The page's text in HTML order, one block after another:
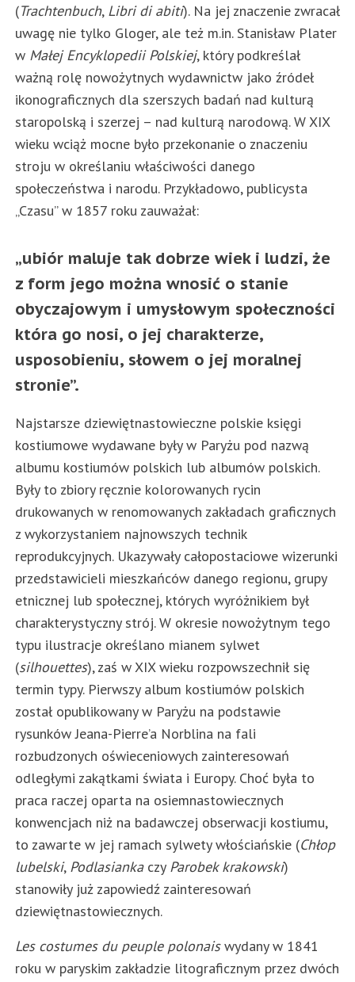
(Trachtenbuch, Libri di abiti). Na jej znaczenie zwracał
uwagę nie tylko Gloger, ale też m.in. Stanisław Plater
w Małej Encyklopedii Polskiej, który podkreślał
ważną rolę nowożytnych wydawnictw jako źródeł
ikonograficznych dla szerszych badań nad kulturą
staropolską i szerzej – nad kulturą narodową. W XIX
wieku wciąż mocne było przekonanie o znaczeniu
stroju w określaniu właściwości danego
społeczeństwa i narodu. Przykładowo, publicysta
„Czasu” w 1857 roku zauważał:
„ubiór maluje tak dobrze wiek i ludzi, że
z form jego można wnosić o stanie
obyczajowym i umysłowym społeczności
która go nosi, o jej charakterze,
usposobieniu, słowem o jej moralnej
stronie”.
Najstarsze dziewiętnastowieczne polskie księgi
kostiumowe wydawane były w Paryżu pod nazwą
albumu kostiumów polskich lub albumów polskich.
Były to zbiory ręcznie kolorowanych rycin
drukowanych w renomowanych zakładach graficznych
z wykorzystaniem najnowszych technik
reprodukcyjnych. Ukazywały całopostaciowe wizerunki
przedstawicieli mieszkańców danego regionu, grupy
etnicznej lub społecznej, których wyróżnikiem był
charakterystyczny strój. W okresie nowożytnym tego
typu ilustracje określano mianem sylwet
(silhouettes), zaś w XIX wieku rozpowszechnił się
termin typy. Pierwszy album kostiumów polskich
został opublikowany w Paryżu na podstawie
rysunków Jeana-Pierre’a Norblina na fali
rozbudzonych oświeceniowych zainteresowań
odległymi zakątkami świata i Europy. Choć była to
praca raczej oparta na osiemnastowiecznych
konwencjach niż na badawczej obserwacji kostiumu,
to zawarte w jej ramach sylwety włościańskie (Chłop
lubelski, Podlasianka czy Parobek krakowski)
stanowiły już zapowiedź zainteresowań
dziewiętnastowiecznych.
Les costumes du peuple polonaiswydany w 1841
roku w paryskim zakładzie litograficznym przez dwóch